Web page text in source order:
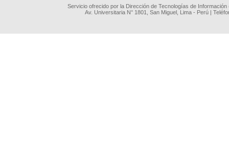
Servicio ofrecido por la Dirección de Tecnologías de
Av. Universitaria N° 1801, San Miguel, Lima - Perú |